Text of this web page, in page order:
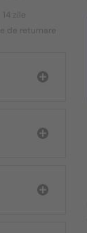
14 zile
de returnare